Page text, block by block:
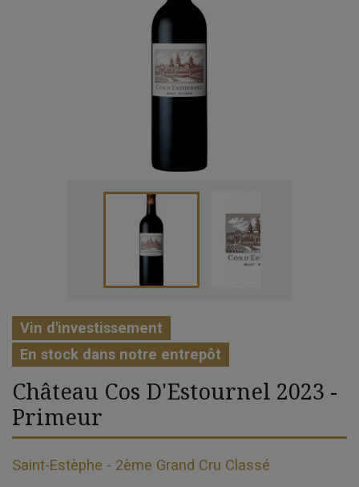
Vin d'investissement
En stock dans notre entrepôt
Château Cos D'Estournel 2023 -
Primeur
Saint-Estèphe - 2ème Grand Cru Classé